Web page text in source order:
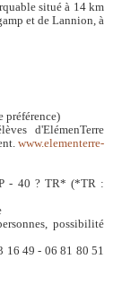
situé à 14 km
et de Lannion, à
préférence)
d'ElémenTerre
www.elementerre-
- 40 ? TR* (*TR :
possibilité
16 49 - 06 81 80 51